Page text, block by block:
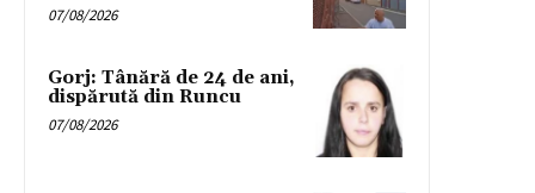
07/08/2026
Gorj: Tânără de 24 de ani,
dispărută din Runcu
07/08/2026